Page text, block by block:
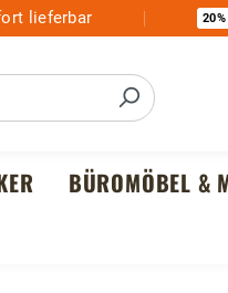
lieferbar 20%
BÜROMÖBEL &